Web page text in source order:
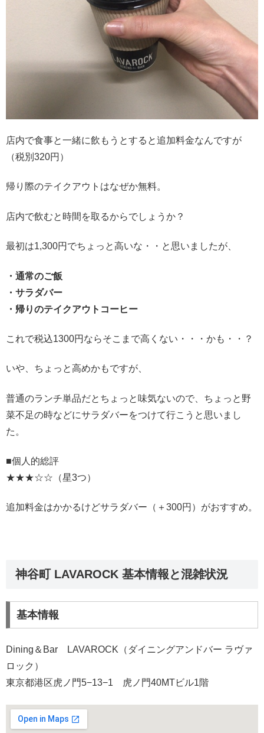
店内で食事と一緒に飲もうとすると追加料金なんですが
（税別320円）
帰り際のテイクアウトはなぜか無料。
店内で飲むと時間を取るからでしょうか？
最初は1,300円でちょっと高いな・・と思いましたが、
・通常のご飯
・サラダバー
・帰りのテイクアウトコーヒー
これで税込1300円ならそこまで高くない・・・かも・・？
いや、ちょっと高めかもですが、
普通のランチ単品だとちょっと味気ないので、ちょっと野
菜不足の時などにサラダバーをつけて行こうと思いまし
た。
■個人的総評
★★★☆☆（星3つ）
追加料金はかかるけどサラダバー（＋300円）がおすすめ。
神谷町 LAVAROCK 基本情報と混雑状況
基本情報
Dining＆Bar LAVAROCK（ダイニングアンドバー ラヴァ
ロック）
東京都港区虎ノ門5−13−1 虎ノ門40MTビル1階